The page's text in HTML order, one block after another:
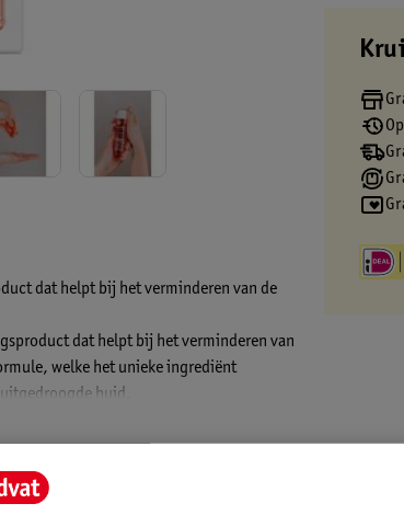
dat helpt bij het verminderen van de
dat helpt bij het verminderen van
welke het unieke ingrediënt
huid.
huidstriemen